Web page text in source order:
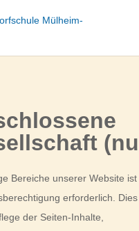
Bereiche unserer Website
erforderlich.
der Seiten-Inhalte,